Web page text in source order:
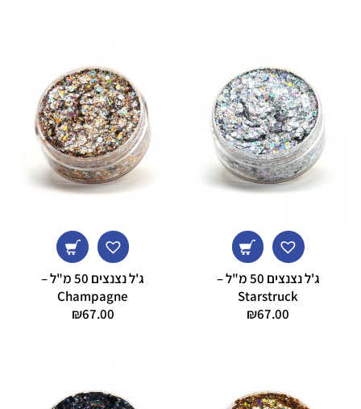
ג'ל נצנצים 50 מ"ל –
Starstruck
₪67.00
ג'ל נצנצים 50 מ"ל –
Champagne
₪67.00